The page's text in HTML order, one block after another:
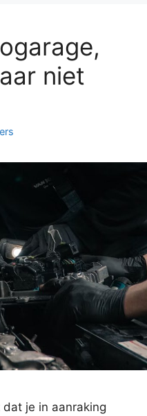
niet
je in aanraking